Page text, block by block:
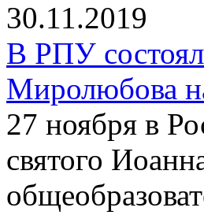
30.11.2019
В РПУ
Миролюбова
27 ноября в
святого